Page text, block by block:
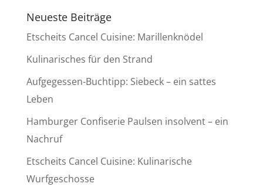
Neueste Beiträge
Etscheits Cancel Cuisine: Marillenknödel
Kulinarisches für den Strand
Aufgegessen-Buchtipp: Siebeck – ein sattes
Leben
Hamburger Confiserie Paulsen insolvent – ein
Nachruf
Etscheits Cancel Cuisine: Kulinarische
Wurfgeschosse